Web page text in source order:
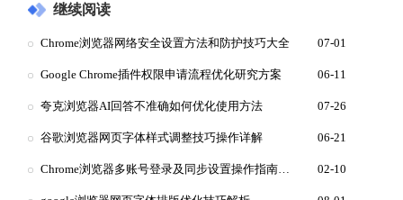
继续阅读
Chrome浏览器网络安全设置方法和防护技巧大全 07-01
Google Chrome插件权限申请流程优化研究方案 06-11
夸克浏览器AI回答不准确如何优化使用方法 07-26
谷歌浏览器网页字体样式调整技巧操作详解 06-21
Chrome浏览器多账号登录及同步设置操作指南详解 02-10